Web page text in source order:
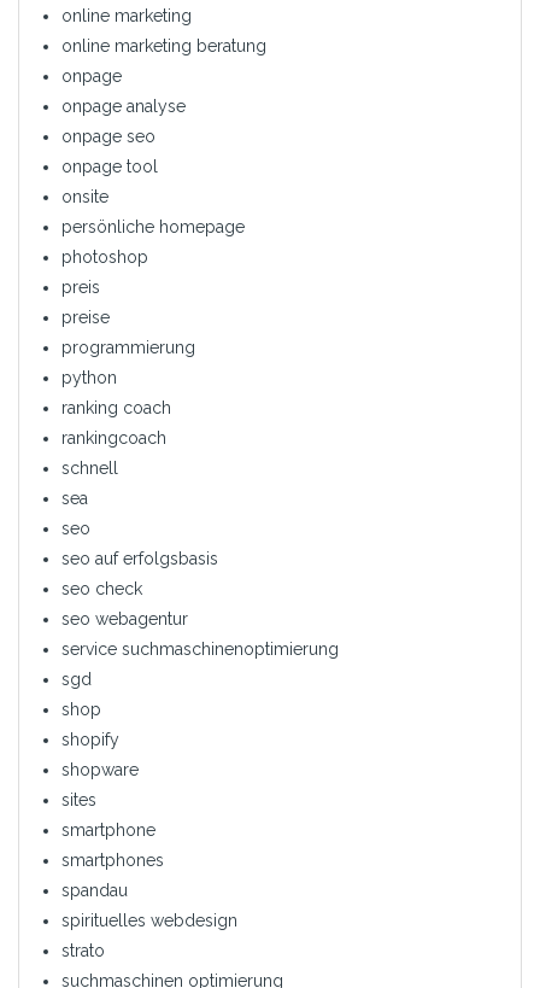
online marketing
online marketing beratung
onpage
onpage analyse
onpage seo
onpage tool
onsite
persönliche homepage
photoshop
preis
preise
programmierung
python
ranking coach
rankingcoach
schnell
sea
seo
seo auf erfolgsbasis
seo check
seo webagentur
service suchmaschinenoptimierung
sgd
shop
shopify
shopware
sites
smartphone
smartphones
spandau
spirituelles webdesign
strato
suchmaschinen optimierung